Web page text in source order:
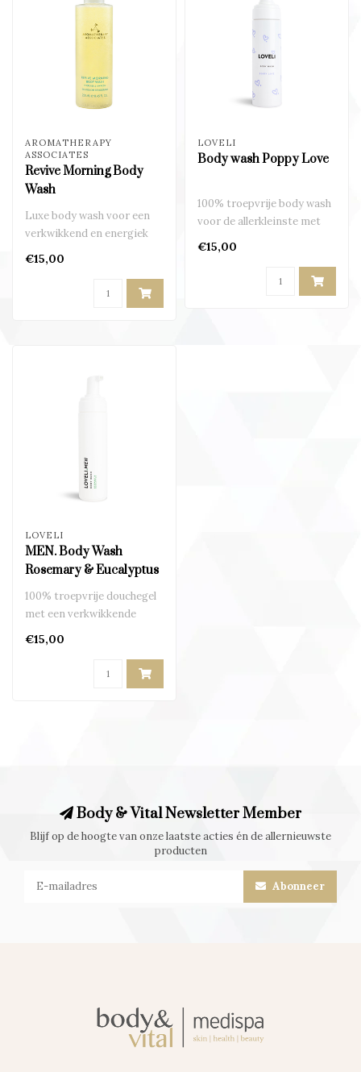
AROMATHERAPY
ASSOCIATES
Revive Morning Body
Wash
Luxe body wash voor een
verkwikkend en energiek
€15,00
LOVELI
Body wash Poppy Love
100% troepvrije body wash
voor de allerkleinste met
€15,00
LOVELI
MEN. Body Wash
Rosemary & Eucalyptus
100% troepvrije douchegel
met een verkwikkende
€15,00
Body & Vital Newsletter Member
Blijf op de hoogte van onze laatste acties én de allernieuwste
producten
Abonneer